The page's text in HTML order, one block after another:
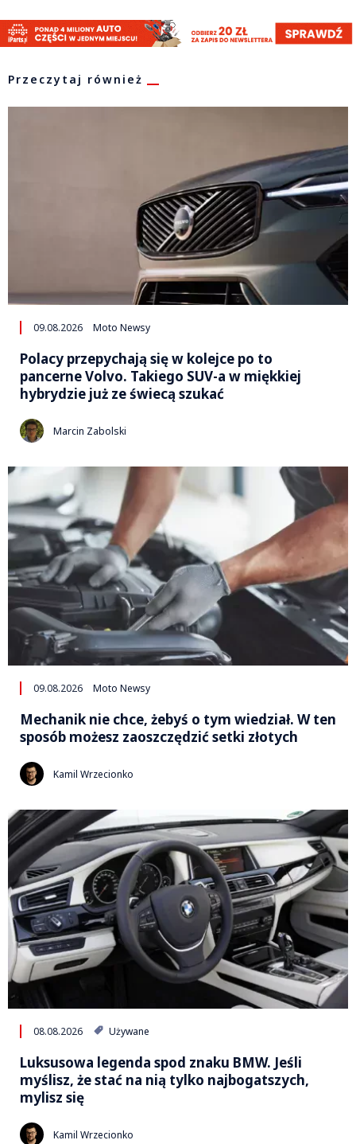
Przeczytaj również
09.08.2026 Moto Newsy
Polacy przepychają się w kolejce po to
pancerne Volvo. Takiego SUV-a w miękkiej
hybrydzie już ze świecą szukać
Marcin Zabolski
09.08.2026 Moto Newsy
Mechanik nie chce, żebyś o tym wiedział. W ten
sposób możesz zaoszczędzić setki złotych
Kamil Wrzecionko
08.08.2026 Używane
Luksusowa legenda spod znaku BMW. Jeśli
myślisz, że stać na nią tylko najbogatszych,
mylisz się
Kamil Wrzecionko